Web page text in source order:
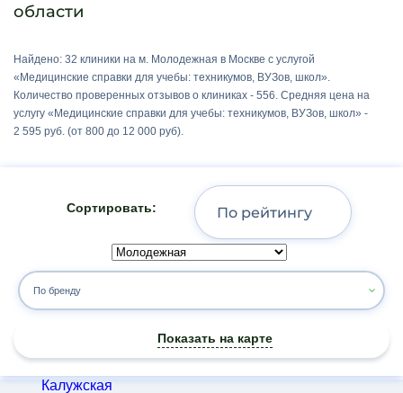
Владыкино
Волжская
Володарского
Волоколамская
Выхино
ЗАО
Зеленоград
Зябликово
Измайловская
Калужская
области
Найдено: 32 клиники на м. Молодежная в Москве с услугой
«Медицинские справки для учебы: техникумов, ВУЗов, школ».
Количество проверенных отзывов о клиниках - 556. Средняя цена на
услугу «Медицинские справки для учебы: техникумов, ВУЗов, школ» -
2 595 руб. (от 800 до 12 000 руб).
Сортировать:
По бренду
Показать на карте